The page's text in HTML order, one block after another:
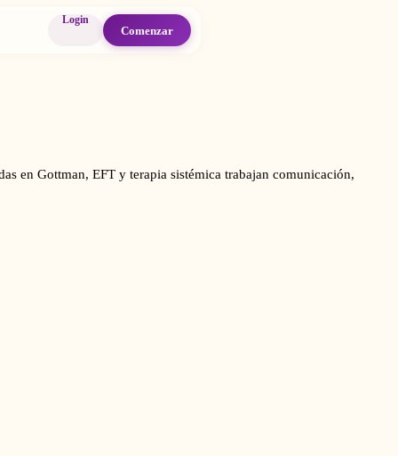
Login
Comenzar
en Gottman, EFT y terapia sistémica trabajan comunicación,